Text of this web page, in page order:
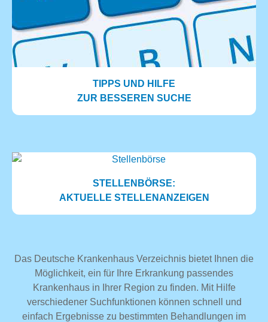
TIPPS UND HILFE
ZUR BESSEREN SUCHE
STELLENBÖRSE:
AKTUELLE STELLENANZEIGEN
Das Deutsche Krankenhaus Verzeichnis bietet Ihnen die
Möglichkeit, ein für Ihre Erkrankung passendes
Krankenhaus in Ihrer Region zu finden. Mit Hilfe
verschiedener Suchfunktionen können schnell und
einfach Ergebnisse zu bestimmten Behandlungen im